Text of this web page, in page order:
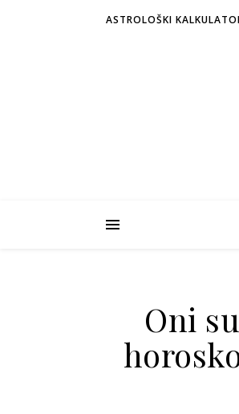
ASTROLOŠKI
Oni